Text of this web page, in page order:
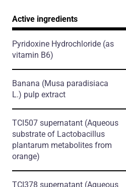
Active ingredients
Pyridoxine Hydrochloride (as
vitamin B6)
Banana (Musa paradisiaca
L.) pulp extract
TCI507 supernatant (Aqueous
substrate of Lactobacillus
plantarum metabolites from
orange)
TCI378 supernatant (Aqueous